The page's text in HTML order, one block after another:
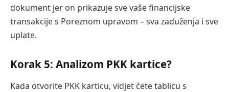
dokument jer on prikazuje sve vaše financijske
transakcije s Poreznom upravom – sva zaduženja i sve
uplate.
Korak 5: Analizom PKK kartice?
Kada otvorite PKK karticu, vidjet ćete tablicu s